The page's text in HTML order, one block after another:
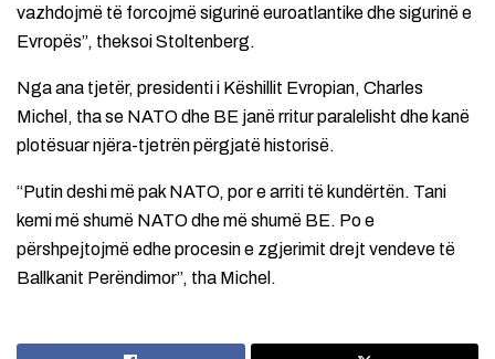
vazhdojmë të forcojmë sigurinë euroatlantike dhe sigurinë e
Evropës”, theksoi Stoltenberg.
Nga ana tjetër, presidenti i Këshillit Evropian, Charles
Michel, tha se NATO dhe BE janë rritur paralelisht dhe kanë
plotësuar njëra-tjetrën përgjatë historisë.
“Putin deshi më pak NATO, por e arriti të kundërtën. Tani
kemi më shumë NATO dhe më shumë BE. Po e
përshpejtojmë edhe procesin e zgjerimit drejt vendeve të
Ballkanit Perëndimor”, tha Michel.